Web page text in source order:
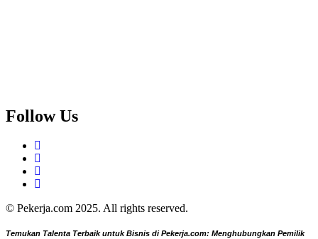
Follow Us
© Pekerja.com 2025. All rights reserved.
Temukan Talenta Terbaik untuk Bisnis di Pekerja.com: Menghubungkan Pemilik